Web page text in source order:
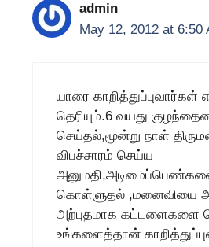
admin
May 12, 2012 at 6:50
யாரை காறித்துப்புவார்கள்
தெரியும்.6 வயது
செய்தல்,மூன்று நாள்
விபச்சாரம் செய்ய
கொள்ளுதல் ,மனைவியை
அற்புதமாக கட்டளைகளை
உங்களைத்தான்